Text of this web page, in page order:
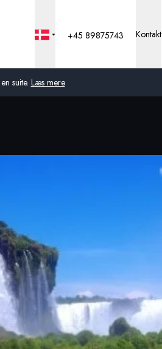
suite. Læs mere
Frankrig
Sverige
Danmark
+45 89875743 Kontakt